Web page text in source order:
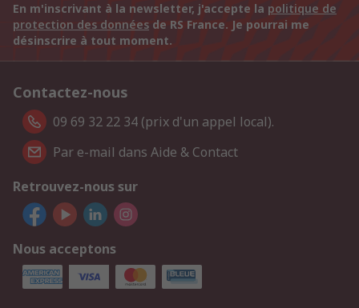
En m'inscrivant à la newsletter, j'accepte la politique de
protection des données de RS France. Je pourrai me
désinscrire à tout moment.
Contactez-nous
09 69 32 22 34 (prix d'un appel local).
Par e-mail dans Aide & Contact
Retrouvez-nous sur
Nous acceptons